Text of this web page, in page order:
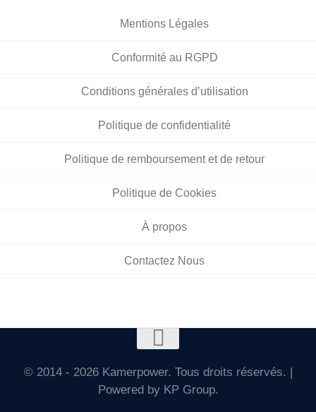
Mentions Légales
Conformité au RGPD
Conditions générales d’utilisation
Politique de confidentialité
Politique de remboursement et de retour
Politique de Cookies
À propos
Contactez Nous
© 2014 - 2026 Kamerpower. Tous droits réservés. |
Powered by KP Group.